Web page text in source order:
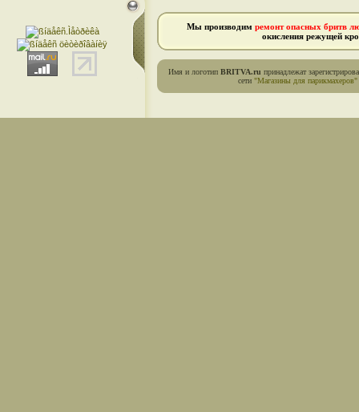
Мы производим ремонт опасных бритв
окисления режущей
Имя и логотип BRITVA.ru принадлежат
сети "Магазины для парикмахеров"